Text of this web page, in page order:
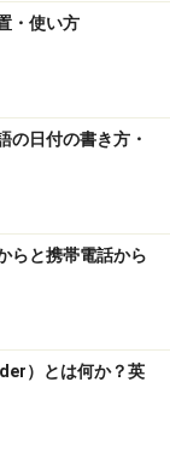
・使い方
の日付の書き方・
らと携帯電話から
）とは何か？英